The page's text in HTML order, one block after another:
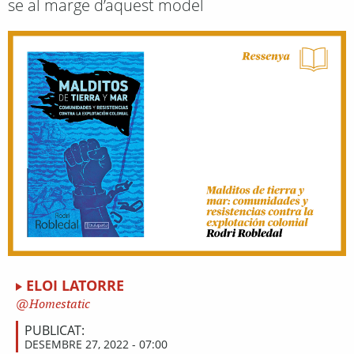
se al marge d’aquest model
ELOI LATORRE
Homestatic
PUBLICAT:
DESEMBRE 27, 2022 - 07:00